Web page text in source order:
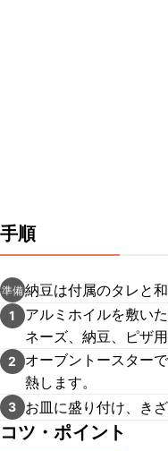
手順
準備納豆は付属のタレと和
1
アルミホイルを敷い
ネーズ、納豆、ピザ
2
オーブントースター
熱します。
3 お皿に盛り付け、き
コツ・ポイント